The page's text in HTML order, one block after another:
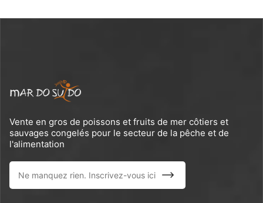
Vente en gros de poissons et fruits de mer côtiers et
sauvages congelés pour le secteur de la pêche et de
l'alimentation